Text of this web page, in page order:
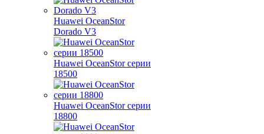
Huawei OceanStor
Dorado V3
Huawei OceanStor серии
18500
Huawei OceanStor серии
18800